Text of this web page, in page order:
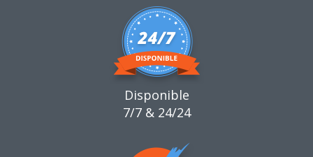
Disponible
7/7 & 24/24